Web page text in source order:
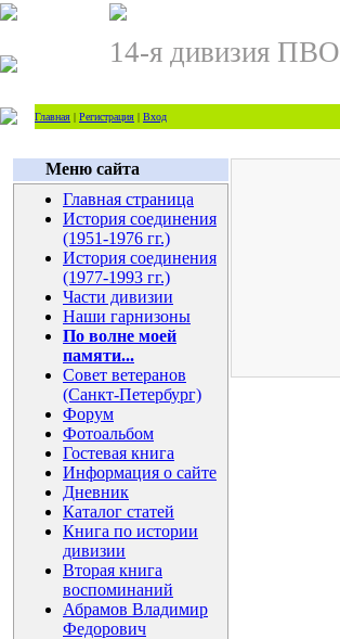
14-я дивизия ПВО
Главная | Регистрация | Вход
Меню сайта
Главная страница
История соединения
(1951-1976 гг.)
История соединения
(1977-1993 гг.)
Части дивизии
Наши гарнизоны
По волне моей
памяти...
Совет ветеранов
(Санкт-Петербург)
Форум
Фотоальбом
Гостевая книга
Информация о сайте
Дневник
Каталог статей
Книга по истории
дивизии
Вторая книга
воспоминаний
Абрамов Владимир
Федорович